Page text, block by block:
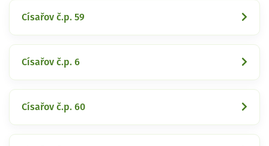
Císařov č.p. 59
Císařov č.p. 6
Císařov č.p. 60